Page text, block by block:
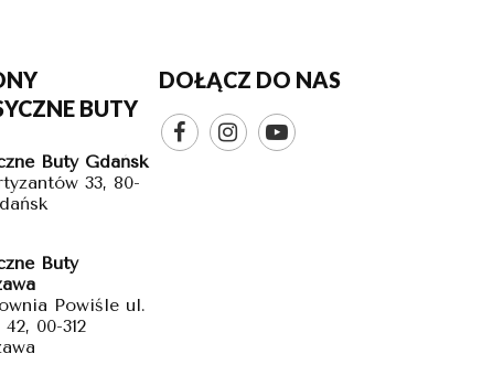
BUTY
Buty Gdańsk
33, 80-
Buty
Powiśle ul.
00-312
DOŁĄCZ DO NAS
  